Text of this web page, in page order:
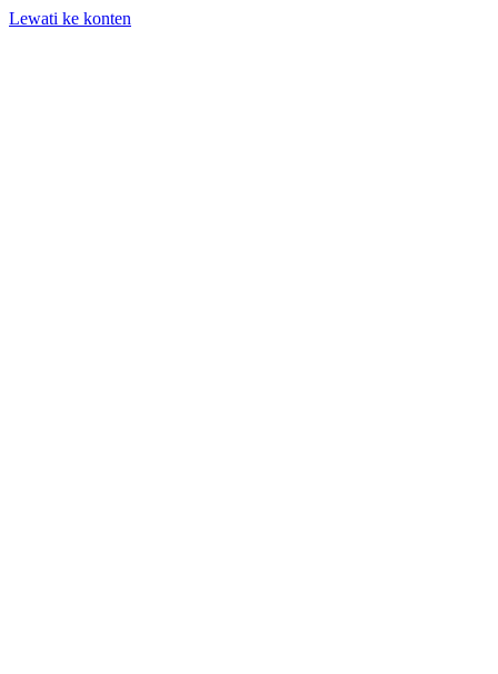
Lewati ke konten